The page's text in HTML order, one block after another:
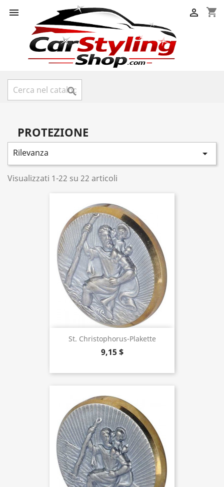
 shopping_cart


PROTEZIONE
Rilevanza 
Visualizzati 1-22 su 22 articoli
St. Christophorus-Plakette
9,15 $